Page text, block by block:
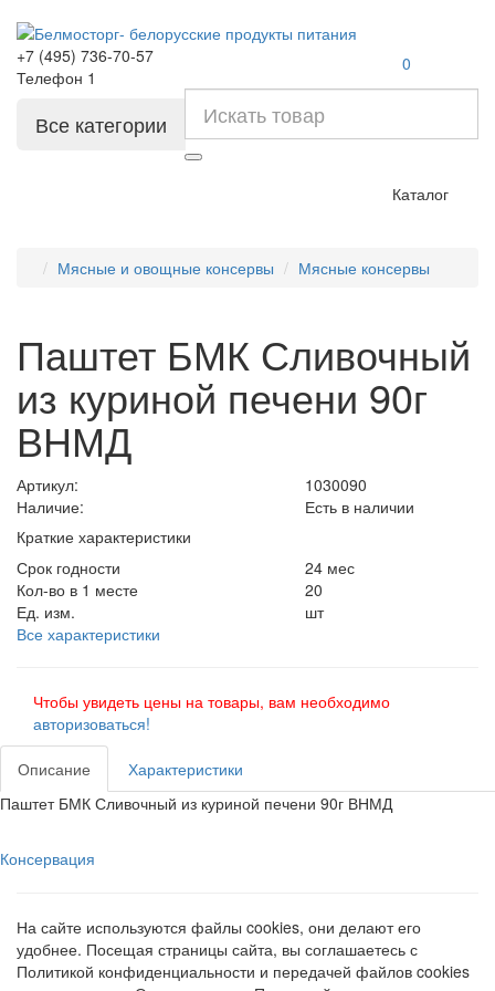
+7 (495) 736-70-57
Телефон 1
0
Все категории
Каталог
Мясные и овощные консервы Мясные консервы
Паштет БМК Сливочный
из куриной печени 90г
ВНМД
Артикул:
1030090
Наличие:
Есть в наличии
Краткие характеристики
Срок годности
24 мес
Кол-во в 1 месте
20
Ед. изм.
шт
Все характеристики
Чтобы увидеть цены на товары, вам необходимо
авторизоваться!
Описание
Характеристики
Паштет БМК Сливочный из куриной печени 90г ВНМД
Консервация
На сайте используются файлы cookies, они делают его
удобнее. Посещая страницы сайта, вы соглашаетесь с
Политикой конфиденциальности и передачей файлов cookies